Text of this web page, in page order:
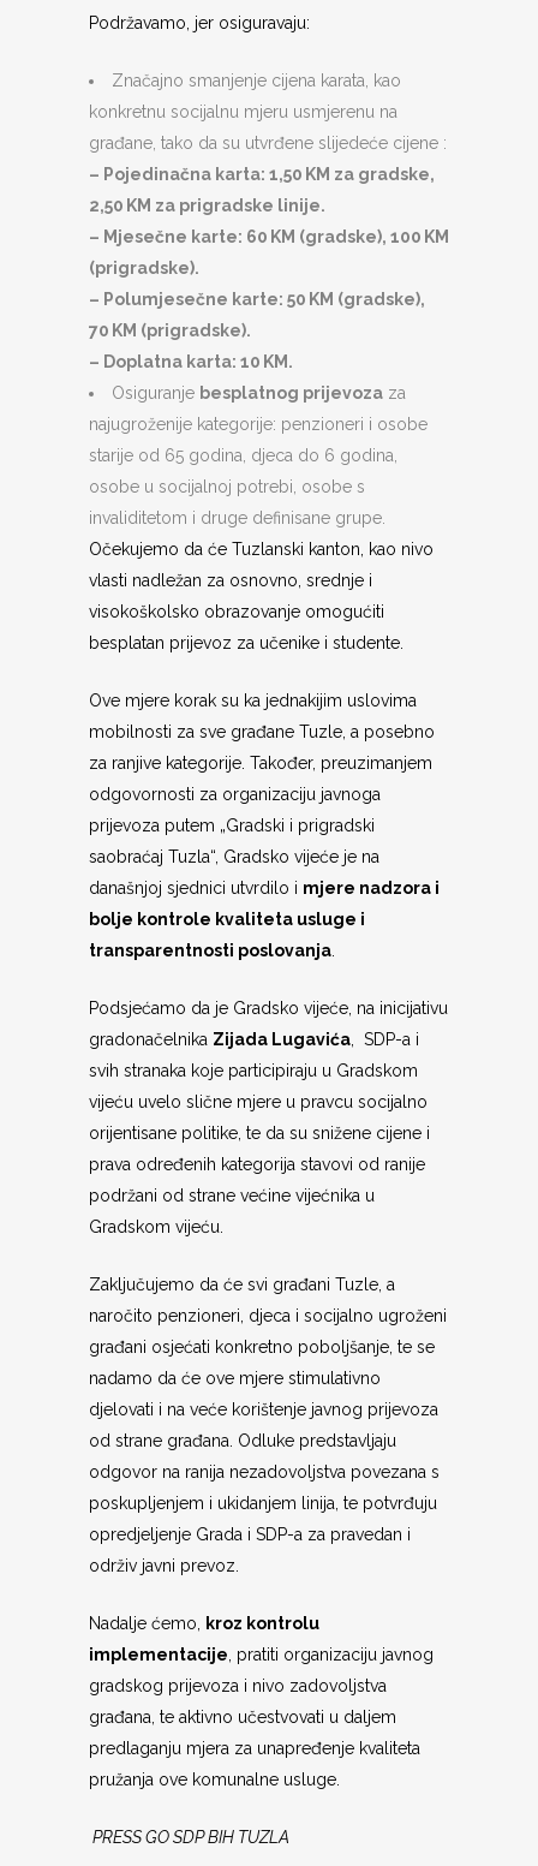
Podržavamo, jer osiguravaju:
Značajno smanjenje cijena karata, kao
konkretnu socijalnu mjeru usmjerenu na
građane, tako da su utvrđene slijedeće cijene :
– Pojedinačna karta: 1,50 KM za gradske,
2,50 KM za prigradske linije.
– Mjesečne karte: 60 KM (gradske), 100 KM
(prigradske).
– Polumjesečne karte: 50 KM (gradske),
70 KM (prigradske).
– Doplatna karta: 10 KM.
Osiguranje besplatnog prijevoza za
najugroženije kategorije: penzioneri i osobe
starije od 65 godina, djeca do 6 godina,
osobe u socijalnoj potrebi, osobe s
invaliditetom i druge definisane grupe.
Očekujemo da će Tuzlanski kanton, kao nivo
vlasti nadležan za osnovno, srednje i
visokoškolsko obrazovanje omogućiti
besplatan prijevoz za učenike i studente.
Ove mjere korak su ka jednakijim uslovima
mobilnosti za sve građane Tuzle, a posebno
za ranjive kategorije. Također, preuzimanjem
odgovornosti za organizaciju javnoga
prijevoza putem „Gradski i prigradski
saobraćaj Tuzla“, Gradsko vijeće je na
današnjoj sjednici utvrdilo i mjere nadzora i
bolje kontrole kvaliteta usluge i
transparentnosti poslovanja
Podsjećamo da je Gradsko vijeće, na inicijativu
gradonačelnika Zijada Lugavića , SDP-a i
svih stranaka koje participiraju u Gradskom
vijeću uvelo slične mjere u pravcu socijalno
orijentisane politike, te da su snižene cijene i
prava određenih kategorija stavovi od ranije
podržani od strane većine vijećnika u
Gradskom vijeću.
Zaključujemo da će svi građani Tuzle, a
naročito penzioneri, djeca i socijalno ugroženi
građani osjećati konkretno poboljšanje, te se
nadamo da će ove mjere stimulativno
djelovati i na veće korištenje javnog prijevoza
od strane građana. Odluke predstavljaju
odgovor na ranija nezadovoljstva povezana s
poskupljenjem i ukidanjem linija, te potvrđuju
opredjeljenje Grada i SDP-a za pravedan i
održiv javni prevoz.
Nadalje ćemo,
kroz kontrolu
implementacije , pratiti organizaciju javnog
gradskog prijevoza i nivo zadovoljstva
građana, te aktivno učestvovati u daljem
predlaganju mjera za unapređenje kvaliteta
pružanja ove komunalne usluge.
PRESS GO SDP BIH TUZLA